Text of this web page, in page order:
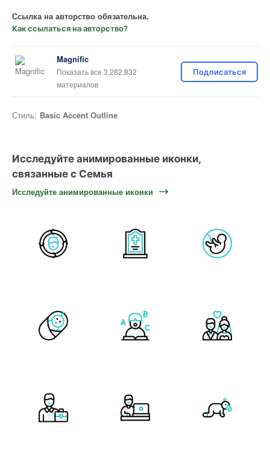
Ссылка на авторство обязательна.
Как ссылаться на авторство?
Magnific
Показать все 3,282,832
материалов
Подписаться
Стиль: Basic Accent Outline
Исследуйте анимированные иконки,
связанные с Семья
Исследуйте анимированные иконки